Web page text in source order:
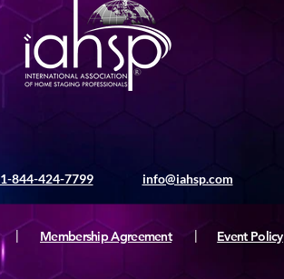
1-844-424-7799 info@iahsp.com
Membership Agreement Event Policy